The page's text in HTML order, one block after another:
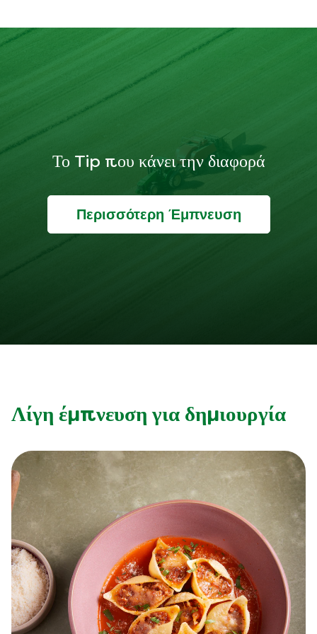
Το Tip που κάνει την διαφορά
Περισσότερη Έμπνευση
Λίγη έμπνευση για δημιουργία